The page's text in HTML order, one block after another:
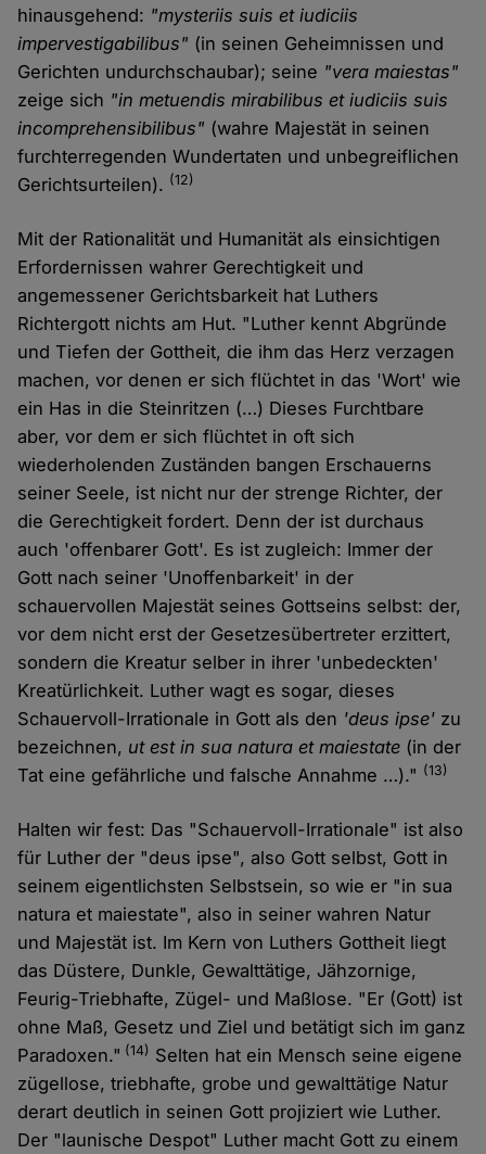
hinausgehend: "mysteriis suis et iudiciis
impervestigabilibus" (in seinen Geheimnissen und
Gerichten undurchschaubar); seine "vera maiestas"
zeige sich "in metuendis mirabilibus et iudiciis suis
incomprehensibilibus" (wahre Majestät in seinen
furchterregenden Wundertaten und unbegreiflichen
Gerichtsurteilen). (12)
Mit der Rationalität und Humanität als einsichtigen
Erfordernissen wahrer Gerechtigkeit und
angemessener Gerichtsbarkeit hat Luthers
Richtergott nichts am Hut. "Luther kennt Abgründe
und Tiefen der Gottheit, die ihm das Herz verzagen
machen, vor denen er sich flüchtet in das 'Wort' wie
ein Has in die Steinritzen (…) Dieses Furchtbare
aber, vor dem er sich flüchtet in oft sich
wiederholenden Zuständen bangen Erschauerns
seiner Seele, ist nicht nur der strenge Richter, der
die Gerechtigkeit fordert. Denn der ist durchaus
auch 'offenbarer Gott'. Es ist zugleich: Immer der
Gott nach seiner 'Unoffenbarkeit' in der
schauervollen Majestät seines Gottseins selbst: der,
vor dem nicht erst der Gesetzesübertreter erzittert,
sondern die Kreatur selber in ihrer 'unbedeckten'
Kreatürlichkeit. Luther wagt es sogar, dieses
Schauervoll-Irrationale in Gott als den 'deus ipse' zu
bezeichnen, ut est in sua natura et maiestate (in der
Tat eine gefährliche und falsche Annahme …)." (13)
Halten wir fest: Das "Schauervoll-Irrationale" ist also
für Luther der "deus ipse", also Gott selbst, Gott in
seinem eigentlichsten Selbstsein, so wie er "in sua
natura et maiestate", also in seiner wahren Natur
und Majestät ist. Im Kern von Luthers Gottheit liegt
das Düstere, Dunkle, Gewalttätige, Jähzornige,
Feurig-Triebhafte, Zügel- und Maßlose. "Er (Gott) ist
ohne Maß, Gesetz und Ziel und betätigt sich im ganz
Paradoxen." (14) Selten hat ein Mensch seine eigene
zügellose, triebhafte, grobe und gewalttätige Natur
derart deutlich in seinen Gott projiziert wie Luther.
Der "launische Despot" Luther macht Gott zu einem